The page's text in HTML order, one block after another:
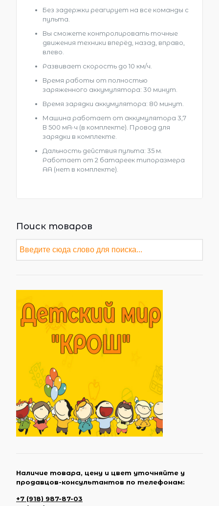
Без задержки реагирует на все команды с
пульта.
Вы сможете контролировать точные
движения техники вперёд, назад, вправо,
влево.
Развивает скорость до 10 км/ч.
Время работы от полностью
заряженного аккумулятора: 30 минут.
Время зарядки аккумулятора: 80 минут.
Машина работает от аккумулятора 3,7
В 500 мА∙ч (в комплекте). Провод для
зарядки в комплекте.
Дальность действия пульта: 35 м.
Работает от 2 батареек типоразмера
AA (нет в комплекте).
Поиск товаров
Наличие товара, цену и цвет уточняйте у
продавцов-консультантов по телефонам:
+7 (918) 987-87-03